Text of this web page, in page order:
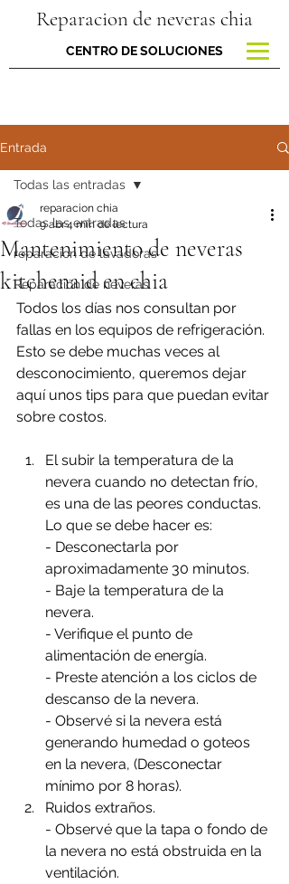
Reparacion de neveras chia
CENTRO DE SOLUCIONES
Entrada
Todas las entradas
reparacion de lavadoras
Reparación de neveras
Todas las entradas
Mantenimiento de neveras
kitchenaid en chia
reparacion chia
9 abr4 min de lectura
Todos los días nos consultan por
fallas en los equipos de refrigeración.
Esto se debe muchas veces al
desconocimiento, queremos dejar
aquí unos tips para que puedan evitar
sobre costos.
El subir la temperatura de la
nevera cuando no detectan frío,
es una de las peores conductas.
Lo que se debe hacer es:
- Desconectarla por
aproximadamente 30 minutos.
- Baje la temperatura de la
nevera.
- Verifique el punto de
alimentación de energía.
- Preste atención a los ciclos de
descanso de la nevera.
- Observé si la nevera está
generando humedad o goteos
en la nevera, (Desconectar
mínimo por 8 horas).
Ruidos extraños.
- Observé que la tapa o fondo de
la nevera no está obstruida en la
ventilación.